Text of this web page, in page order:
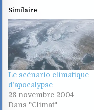
Similaire
Le scénario climatique
d’apocalypse
28 novembre 2004
Dans "Climat"